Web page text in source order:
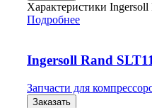
Характеристики
Подробнее
Ingersoll Rand
Запчасти для
Заказать